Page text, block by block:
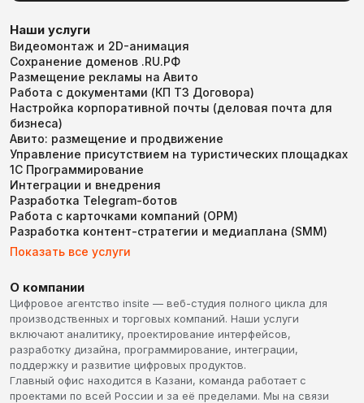
Наши услуги
Видеомонтаж и 2D-анимация
Сохранение доменов .RU.РФ
Размещение рекламы на Авито
Работа с документами (КП ТЗ Договора)
Настройка корпоративной почты (деловая почта для
бизнеса)
Авито: размещение и продвижение
Управление присутствием на туристических площадках
1С Программирование
Интеграции и внедрения
Разработка Telegram-ботов
Работа с карточками компаний (ОРМ)
Разработка контент-стратегии и медиаплана (SMM)
Показать все услуги
О компании
Цифровое агентство insite — веб-студия полного цикла для
производственных и торговых компаний. Наши услуги
включают аналитику, проектирование интерфейсов,
разработку дизайна, программирование, интеграции,
поддержку и развитие цифровых продуктов.
Главный офис находится в Казани, команда работает с
проектами по всей России и за её пределами. Мы на связи